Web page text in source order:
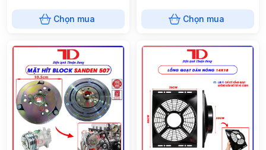
Chọn mua Chọn mua